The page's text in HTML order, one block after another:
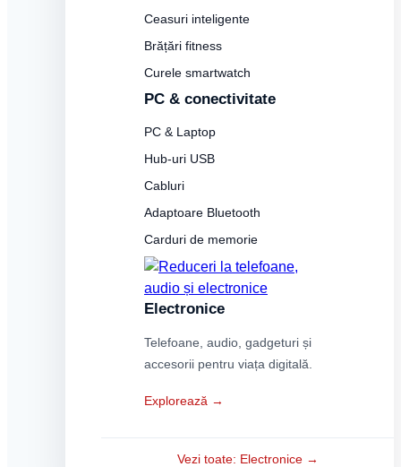
Ceasuri inteligente
Brățări fitness
Curele smartwatch
PC & conectivitate
PC & Laptop
Hub-uri USB
Cabluri
Adaptoare Bluetooth
Carduri de memorie
Electronice
Telefoane, audio, gadgeturi și
accesorii pentru viața digitală.
Explorează →
Vezi toate: Electronice →